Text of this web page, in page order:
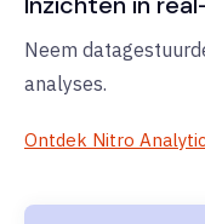
Neem
analyses.
Ontdek Nitro